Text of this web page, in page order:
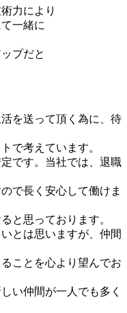
力により
一緒に
プだと
を送って頂く為に、待
で考えています。
です。当社では、退職
で長く安心して働けま
と思っております。
とは思いますが、仲間
ことを心より望んでお
い仲間が一人でも多く